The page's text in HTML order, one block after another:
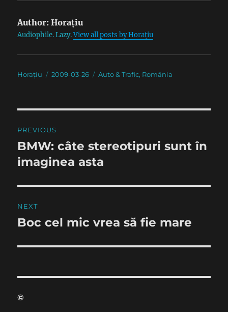
Author: Horațiu
Audiophile. Lazy.View all posts by Horațiu
Author
Horațiu
Posted
2009-03-26 Categories
Auto & Trafic, România
navigation
PREVIOUS
Previous
post:
BMW: câte stereotipuri sunt în
imaginea asta
NEXT
Next
Boc cel mic vrea să fie mare
©